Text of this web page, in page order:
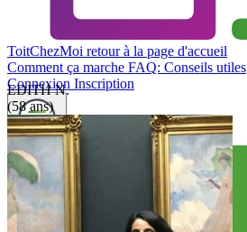
ToitChezMoi retour à la page d'accueil
Comment ça marche FAQ: Conseils utiles
Connexion Inscription
EDITH N.
(58 ans)